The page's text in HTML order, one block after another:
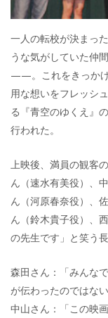
一人の転校が決まっ
うな気がしていた仲
——。これをきっかけ
用な想いをフレッシ
る『青空のゆくえ』
行われた。
上映後、満員の観客
ん（速水有美役）、
ん（河原春奈役）、
ん（鈴木貴子役）、
の先生です」と笑う
森田さん：「みんな
が伝わったのではな
中山さん：「この映